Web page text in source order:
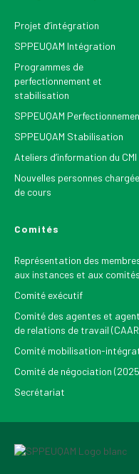
Projet d’intégration
SPPEUQAM Intégration
Programmes de
perfectionnement et
stabilisation
SPPEUQAM
SPPEUQAM Stabilisation
Ateliers d’information du CMI
Nouvelles personnes
de cours
Comités
Représentation des
aux instances et aux comités
Comité exécutif
Comité des agentes et
de relations de travail
Comité mobilisation-
Comité de négociation
Secrétariat